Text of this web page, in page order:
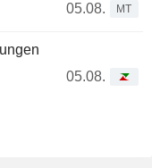
05.08.
MT
05.08.